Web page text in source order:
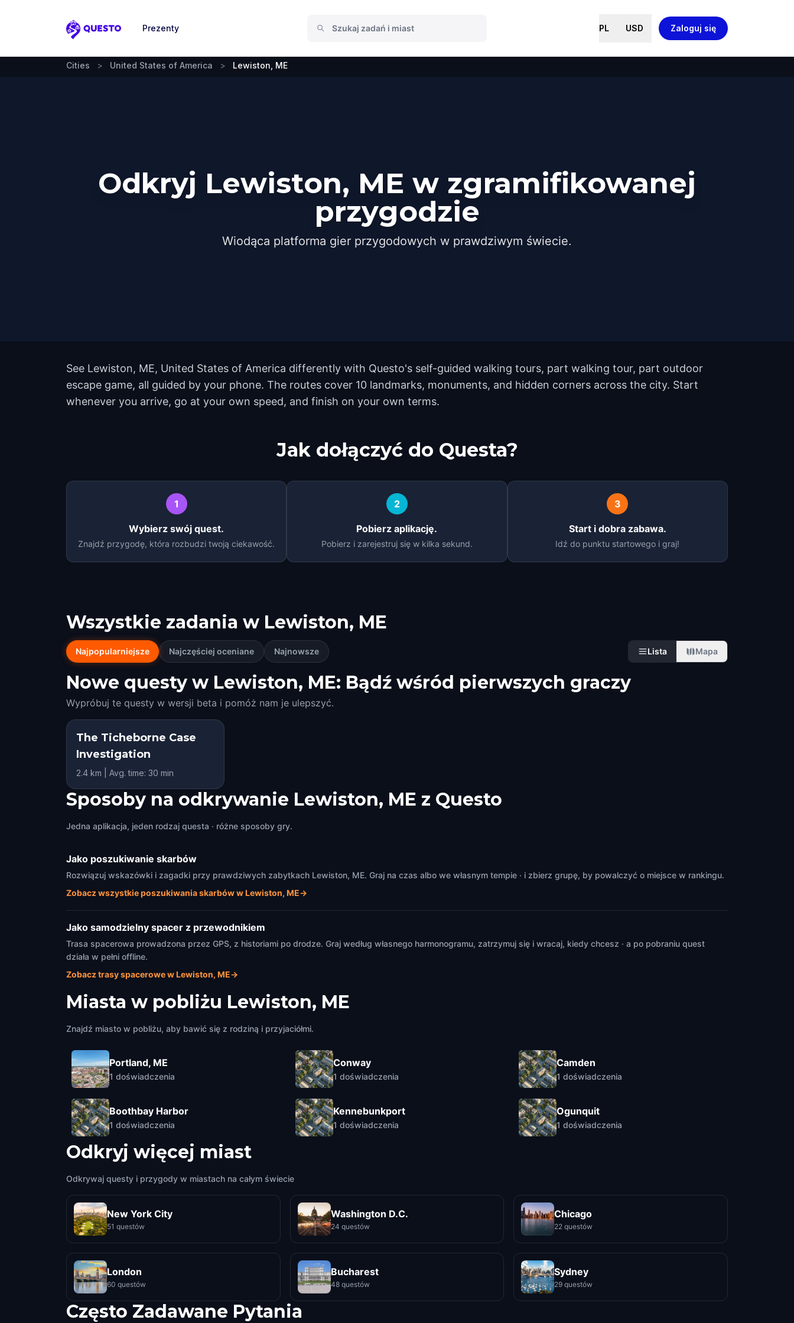
Questo
Prezenty PL USD Zaloguj się
Cities > United States of America > Lewiston, ME
Odkryj Lewiston, ME w zgramifikowanej
przygodzie
Wiodąca platforma gier przygodowych w prawdziwym świecie.
See Lewiston, ME, United States of America differently with Questo's self-guided walking tours, part walking tour, part outdoor
escape game, all guided by your phone. The routes cover 10 landmarks, monuments, and hidden corners across the city. Start
whenever you arrive, go at your own speed, and finish on your own terms.
Jak dołączyć do Questa?
1
Wybierz swój quest.
Znajdź przygodę, która rozbudzi twoją ciekawość.
2
Pobierz aplikację.
Pobierz i zarejestruj się w kilka sekund.
3
Start i dobra zabawa.
Idź do punktu startowego i graj!
Wszystkie zadania w Lewiston, ME
Najpopularniejsze Najczęściej oceniane Najnowsze Lista Mapa
Nowe questy w Lewiston, ME: Bądź wśród pierwszych graczy
Wypróbuj te questy w wersji beta i pomóż nam je ulepszyć.
The Ticheborne Case
Investigation
2.4 km | Avg. time: 30 min
Sposoby na odkrywanie Lewiston, ME z Questo
Jedna aplikacja, jeden rodzaj questa · różne sposoby gry.
Jako poszukiwanie skarbów
Rozwiązuj wskazówki i zagadki przy prawdziwych zabytkach Lewiston, ME. Graj na czas albo we własnym tempie · i zbierz grupę, by powalczyć o miejsce w rankingu.
Zobacz wszystkie poszukiwania skarbów w Lewiston, ME→
Jako samodzielny spacer z przewodnikiem
Trasa spacerowa prowadzona przez GPS, z historiami po drodze. Graj według własnego harmonogramu, zatrzymuj się i wracaj, kiedy chcesz · a po pobraniu quest
działa w pełni offline.
Zobacz trasy spacerowe w Lewiston, ME→
Miasta w pobliżu Lewiston, ME
Znajdź miasto w pobliżu, aby bawić się z rodziną i przyjaciółmi.
Portland, ME
1 doświadczenia
Boothbay Harbor
1 doświadczenia
Conway
1 doświadczenia
Kennebunkport
1 doświadczenia
Camden
1 doświadczenia
Ogunquit
1 doświadczenia
Odkryj więcej miast
Odkrywaj questy i przygody w miastach na całym świecie
New York City
51 questów
Washington D.C.
24 questów
Chicago
22 questów
London
60 questów
Bucharest
48 questów
Sydney
29 questów
Często Zadawane Pytania